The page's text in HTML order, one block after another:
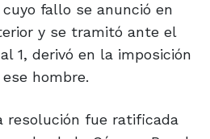
fallo se anunció en
y se tramitó ante el
1, derivó en la imposición
hombre.
resolución fue ratificada